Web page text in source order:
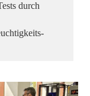
durch